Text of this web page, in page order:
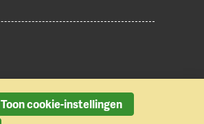
Toon cookie-instellingen